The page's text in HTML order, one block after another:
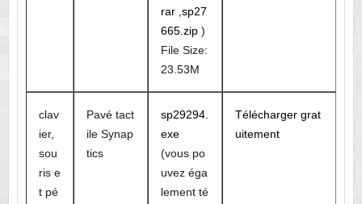
rar, sp27
665.zip)
File Size:
23.53M
clav
ier,
sou
ris e
t pé
Pavé tact
ile Synap
tics
sp29294.
exe
(vous po
uvez éga
lement té
Télécharger grat
uitement